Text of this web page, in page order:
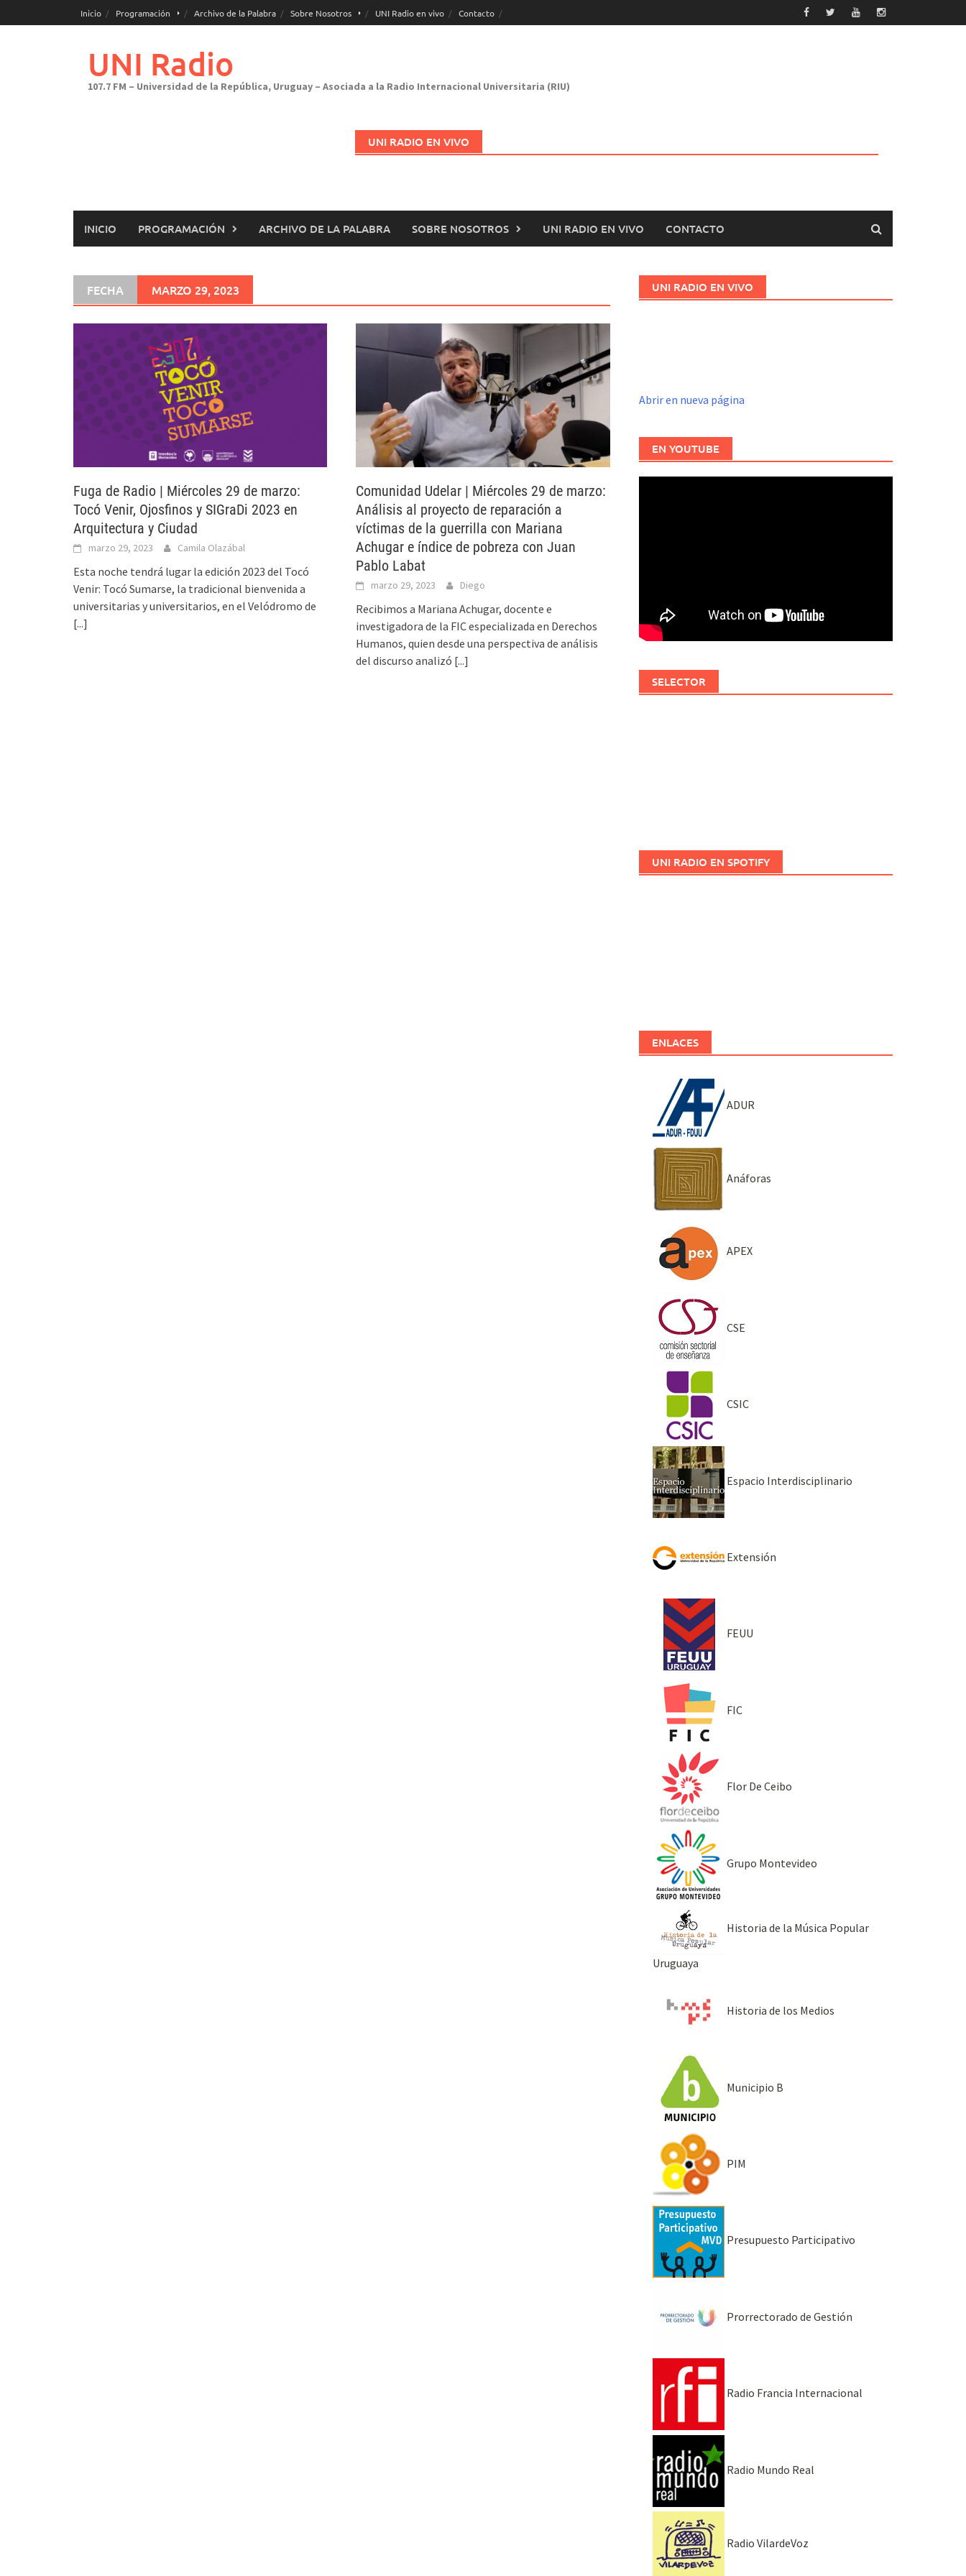
al
Inicio Programación Archivo de la Palabra Sobre Nosotros UNI Radio en vivo Contacto
UNI Radio
107.7 FM – Universidad de la República, Uruguay – Asociada a la Radio Internacional Universitaria (RIU)
UNI RADIO EN VIVO
INICIO PROGRAMACIÓN ARCHIVO DE LA PALABRA SOBRE NOSOTROS UNI RADIO EN VIVO CONTACTO
FECHA MARZO 29, 2023
Fuga de Radio | Miércoles 29 de marzo:
Tocó Venir, Ojosfinos y SIGraDi 2023 en
Arquitectura y Ciudad
marzo 29, 2023 Camila Olazábal
Esta noche tendrá lugar la edición 2023 del Tocó
Venir: Tocó Sumarse, la tradicional bienvenida a
universitarias y universitarios, en el Velódromo de
[...]
Comunidad Udelar | Miércoles 29 de marzo:
Análisis al proyecto de reparación a
víctimas de la guerrilla con Mariana
Achugar e índice de pobreza con Juan
Pablo Labat
marzo 29, 2023 Diego
Recibimos a Mariana Achugar, docente e
investigadora de la FIC especializada en Derechos
Humanos, quien desde una perspectiva de análisis
del discurso analizó [...]
UNI RADIO EN VIVO
Abrir en nueva página
EN YOUTUBE
SELECTOR
UNI RADIO EN SPOTIFY
ENLACES
ADUR
Anáforas
APEX
CSE
CSIC
Espacio Interdisciplinario
Extensión
FEUU
FIC
Flor De Ceibo
Grupo Montevideo
Historia de la Música Popular
Uruguaya
Historia de los Medios
Municipio B
PIM
Presupuesto Participativo
Prorrectorado de Gestión
Radio Francia Internacional
Radio Mundo Real
Radio VilardeVoz